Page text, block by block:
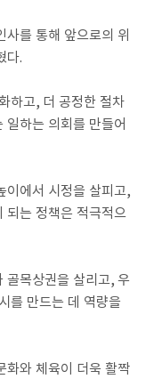
사를 통해 앞으로의 위
다.
하고, 더 공정한 절차
하는 의회를 만들어
이에서 시정을 살피고,
되는 정책은 적극적으
골목상권을 살리고,우
를 만드는 데 역량을
화와 체육이 더욱 활짝